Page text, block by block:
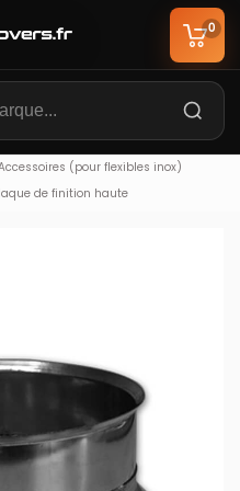
0
(pour flexibles inox)
de finition haute